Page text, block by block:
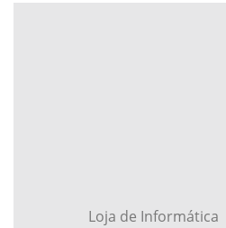
Loja de Informática